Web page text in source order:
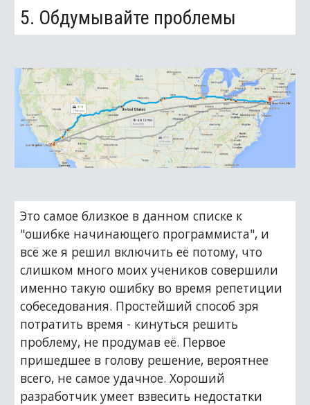
5. Обдумывайте проблемы
Это самое близкое в данном списке к
"ошибке начинающего программиста", и
всё же я решил включить её потому, что
слишком много моих учеников совершили
именно такую ошибку во время репетиции
собеседования. Простейший способ зря
потратить время - кинуться решить
проблему, не продумав её. Первое
пришедшее в голову решение, вероятнее
всего, не самое удачное. Хороший
разработчик умеет взвесить недостатки